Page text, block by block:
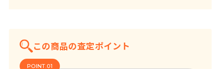
この商品の査定ポイント